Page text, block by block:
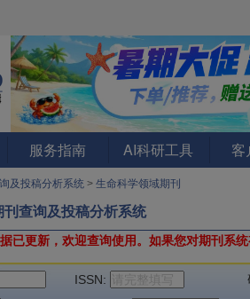
服务指南 AI科研工具 客
及投稿分析系统 > 生命科学领域期刊
查询及投稿分析系统
已更新，欢迎查询使用。 如果您对期刊系
ISSN: